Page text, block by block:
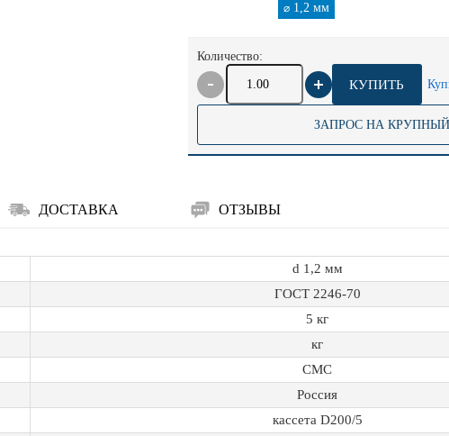
⌀1,2 мм
Количество:
КУПИТЬ
ЗАПРОС НА
ДОСТАВКА ОТЗЫВЫ
d 1,2 мм
ГОСТ 2246-70
5 кг
кг
СМС
Россия
кассета D200/5